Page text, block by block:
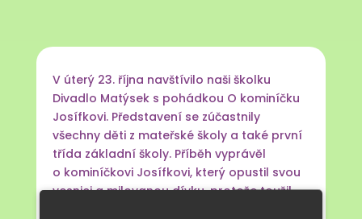
V úterý 23. října navštívilo naši školku
Divadlo Matýsek s pohádkou O kominíčku
Josífkovi. Představení se zúčastnily
všechny děti z mateřské školy a také první
třída základní školy. Příběh vyprávěl
o kominíčkovi Josífkovi, který opustil svou
vesnici a milovanou dívku, protože toužil